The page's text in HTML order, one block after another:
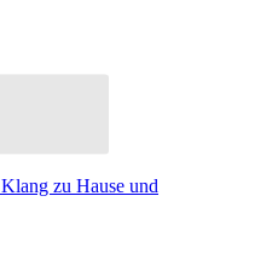
zu Hause und